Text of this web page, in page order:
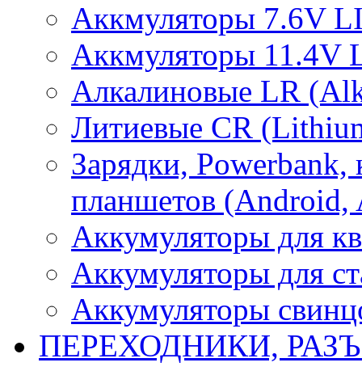
Аккмуляторы 7.6V
Аккмуляторы 11.4V
Алкалиновые LR
Литиевые CR
Зарядки, Powerbank,
планшетов (Android,
Аккумуляторы для
Аккумуляторы для
Аккумуляторы
ПЕРЕХОДНИКИ,